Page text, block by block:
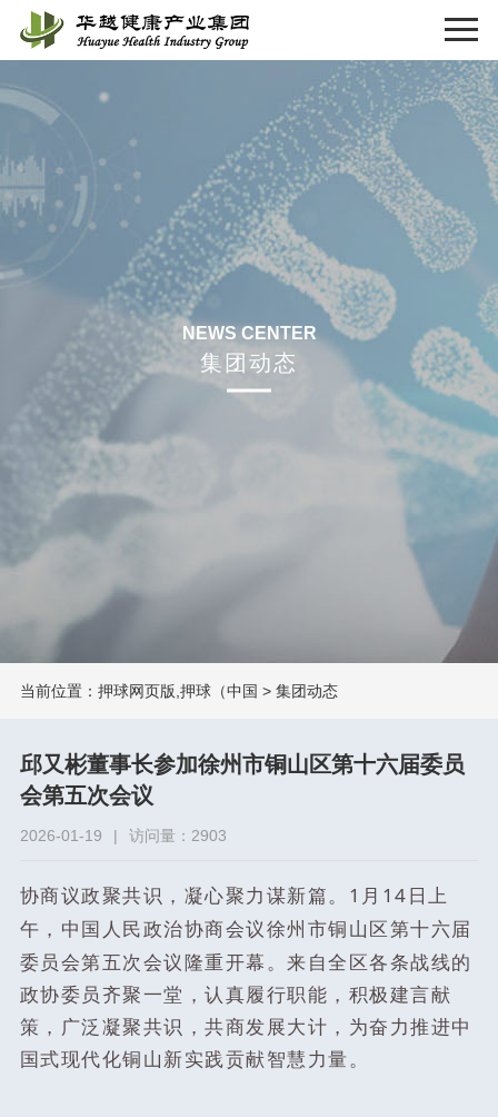
NEWS CENTER
集团动态
当前位置： 押球网页版,押球（中国 > 集团动态
邱又彬董事长参加徐州市铜山区第十六届委员
会第五次会议
2026-01-19 | 访问量：2903
协商议政聚共识，凝心聚力谋新篇。 1月14日上
午，中国人民政治协商会议徐州市铜山区第十六届
委员会第五次会议隆重开幕 。来自全区各条战线的
政协委员齐聚一堂，认真履行职能，积极建言献
策，广泛凝聚共识，共商发展大计，为奋力推进中
国式现代化铜山新实践贡献智慧力量。